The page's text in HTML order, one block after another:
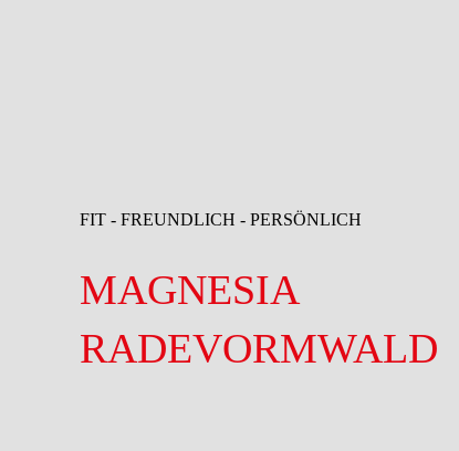
Dein
FIT - FREUNDLICH - PERSÖNLICH
MAGNESIA
RADEVORMWALD